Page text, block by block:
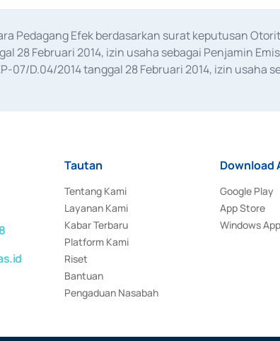
Pedagang Efek berdasarkan surat keputusan
28 Februari 2014, izin usaha sebagai Penjamin
07/D.04/2014 tanggal 28 Februari 2014, izin usaha
Tautan
Tentang Kami
Layanan Kami
Kabar Terbaru
Platform Kami
Riset
Bantuan
Pengaduan Nasabah
Download
Google Play
App Store
Windows App